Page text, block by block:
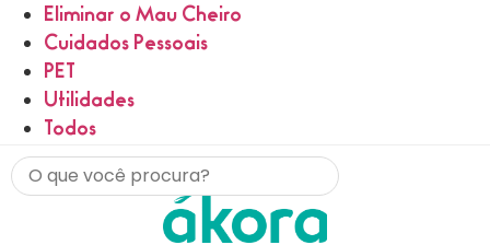
Eliminar o Mau Cheiro
Cuidados Pessoais
PET
Utilidades
Todos